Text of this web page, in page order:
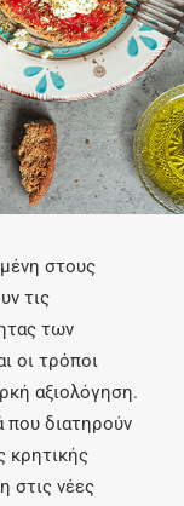
στους
τις
των
οι τρόποι
αξιολόγηση.
που διατηρούν
κρητικής
στις νέες